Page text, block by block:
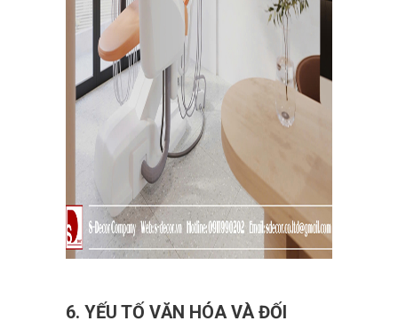
6. YẾU TỐ VĂN HÓA VÀ ĐỐI